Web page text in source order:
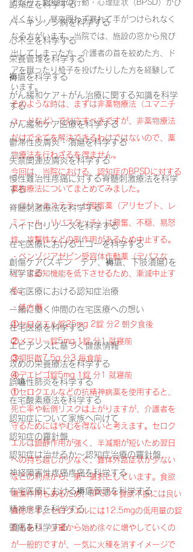
認知症を科学する
パーキンソン病を科学する
心不全を科学する
栄養管理を科学する
褥瘡を科学する
がん緩和ケア＋がん治療に関する知識を科学
する
がん緩和ケア医療を科学する
鬱滞性皮膚炎・潰瘍を科学する
失禁関連皮膚炎を科学する
慢性難治性疼痛に対する脊髄刺激療法を科学
する
脊髄刺激療法を科学する
ハイドロリリースを科学する
在宅医療におけるエコーを科学する
創傷ケア(スキン テア、褥瘡、下肢潰瘍)を
科学する
在宅医療における認知症治療
一緒に働く仲間の在宅医療への想い
在宅医療を科学する
エビデンスに基づく健康情報
攻めの栄養療法を科学する
誤嚥性肺炎を科学する
在宅酸素療法を科学する
認知症について家族へ向けて
認知症の羅針盤
認知症は治せるか～認知症治療の羅針盤
神経障害性疼痛疼痛を科学する
在宅医療における褥瘡管理を科学する
精神疾患を科学する
頭痛を科学する
となり、認知症の行動・心理症状（BPSD）がひ
どくなり、昼夜問わず暴れて手がつけられなく
なる方がいます。当院では、施設の窓から飛び
出してしまった方、介護者の首を絞めた方、ド
アを蹴ったり椅子を投げたりした方を経験して
います。
そのような時は、まずは非薬物療法（ユマニチ
ュードなど）で対応すべきですが、非薬物療法
だけで全てを解決できるわけではないので、薬
物療法を行わざるを得ません。
今回は、当院における、認知症のBPSDに対する
薬物療法についてまとめてみました。
・コリンエステラーゼ阻害薬（アリセプト、レ
ミニール、リバスタッチ）は興奮、不穏、易怒
性、攻撃性などの副作用があるため中止する。
・ベンゾジアゼピン受容体作動薬（デパスな
ど）は認知機能を低下させるため、漸減中止す
る。
・処方例
①セロクエル錠25mg 2錠 分2 朝夕食後
②メマリー錠5mg 1錠 分1 就寝前
③抑肝散7.5g 分3 毎食前
④デエビゴ錠5mg 1錠 分1 就寝前
①セロクエルなどの抗精神病薬を使用すると、
死亡率や転倒リスクは上がりますが、介護者を
守るためにはやむを得ないと考えます。セロク
エルは鎮静作用が強く、半減期が短いため翌日
への持ち越しが少なく、錐体外路症状が少ない
などの利点から、第一選択としています。食欲
増進作用もあるため、BPSD＋食欲不振には良い
適応です。セロクエルには12.5mgの低用量の錠
剤もあり、少量から始め徐々に増やしていくの
が一般的ですが、一気に火種を消すイメージで